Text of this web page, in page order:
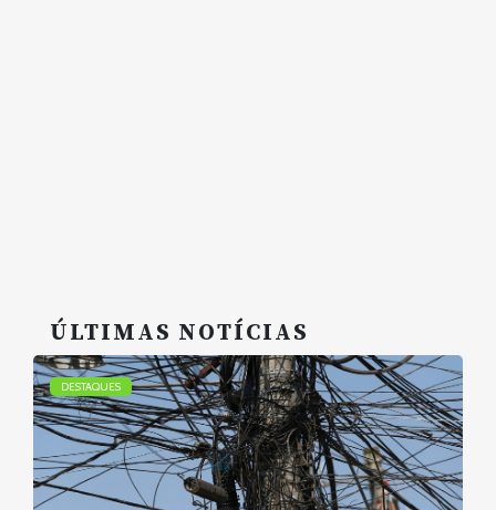
ÚLTIMAS NOTÍCIAS
DESTAQUES